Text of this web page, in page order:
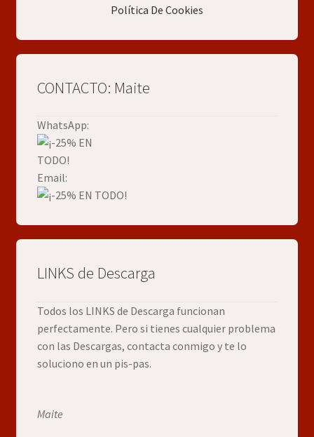
Política De Cookies
CONTACTO: Maite
WhatsApp:
Email:
LINKS de Descarga
Todos los LINKS de Descarga funcionan
perfectamente. Pero si tienes cualquier problema
con las Descargas, contacta conmigo y te lo
soluciono en un pis-pas.
Maite